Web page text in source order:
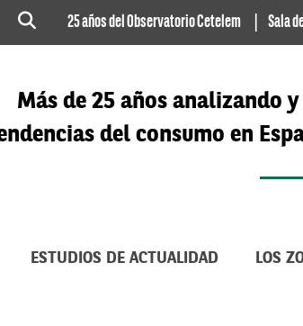
25 años del Observatorio Cetelem Sala
Más de 25 años analizando
del consumo en
ESTUDIOS DE ACTUALIDAD LOS